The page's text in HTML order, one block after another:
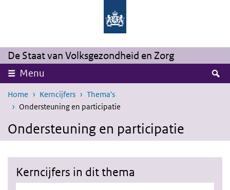
Overslaan en naar de inhoud gaan
De Staat van Volksgezondheid en Zorg
Menu
Home Kerncijfers
Thema's
Ondersteuning en participatie
Ondersteuning en participatie
Kerncijfers in dit thema